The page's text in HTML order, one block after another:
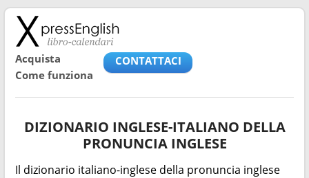
Acquista
Come funziona
CONTATTACI
DIZIONARIO INGLESE-ITALIANO DELLA
PRONUNCIA INGLESE
Il dizionario italiano-inglese della pronuncia inglese